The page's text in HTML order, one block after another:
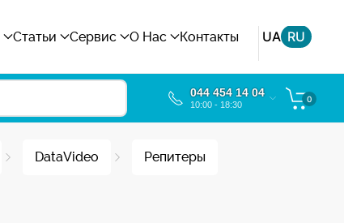
Статьи Сервис О Нас Контакты UA RU
044 454 14 04
10:00 - 18:30
0
DataVideo Репитеры